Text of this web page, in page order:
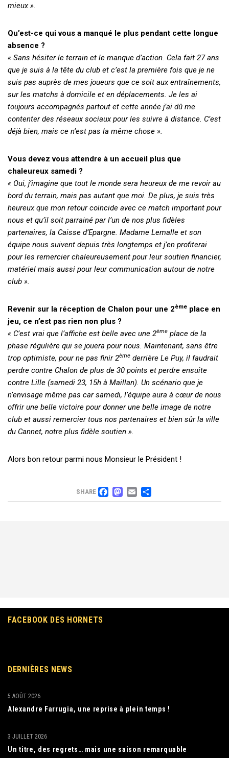
mieux ».
Qu’est-ce qui vous a manqué le plus pendant cette longue
absence ?
« Sans hésiter le terrain et le manque d’action. Cela fait 27 ans
que je suis à la tête du club et c’est la première fois que je ne
suis pas auprès de mes joueurs que ce soit aux entraînements,
sur les matchs à domicile et en déplacements. Je les ai
toujours accompagnés partout et cette année j’ai dû me
contenter des réseaux sociaux pour les suivre à distance. C’est
déjà bien, mais ce n’est pas la même chose ».
Vous devez vous attendre à un accueil plus que
chaleureux samedi ?
« Oui, j’imagine que tout le monde sera heureux de me revoir au
bord du terrain, mais pas autant que moi. De plus, je suis très
heureux que mon retour coïncide avec ce match important pour
nous et qu’il soit parrainé par l’un de nos plus fidèles
partenaires, la Caisse d’Epargne. Madame Lemalle et son
équipe nous suivent depuis très longtemps et j’en profiterai
pour les remercier chaleureusement pour leur soutien financier,
matériel mais aussi pour leur communication autour de notre
club ».
Revenir sur la réception de Chalon pour une 2ème place en
jeu, ce n’est pas rien non plus ?
« C’est vrai que l’affiche est belle avec une 2ème place de la
phase régulière qui se jouera pour nous. Maintenant, sans être
trop optimiste, pour ne pas finir 2ème derrière Le Puy, il faudrait
perdre contre Chalon de plus de 30 points et perdre ensuite
contre Lille (samedi 23, 15h à Maillan). Un scénario que je
n’envisage même pas car samedi, l’équipe aura à cœur de nous
offrir une belle victoire pour donner une belle image de notre
club et aussi remercier tous nos partenaires et bien sûr la ville
du Cannet, notre plus fidèle soutien ».
Alors bon retour parmi nous Monsieur le Président !
SHARE FACEBOOK
MASTODON
EMAIL
PARTAGER
FACEBOOK DES HORNETS
DERNIÈRES NEWS
Alexandre Farrugia, une reprise à plein temps !
5 AOÛT 2026
Un titre, des regrets… mais une saison remarquable
3 JUILLET 2026